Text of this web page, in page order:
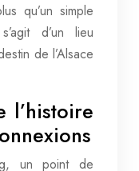
qu’un simple
d’un lieu
de l’Alsace
l’histoire
un point de